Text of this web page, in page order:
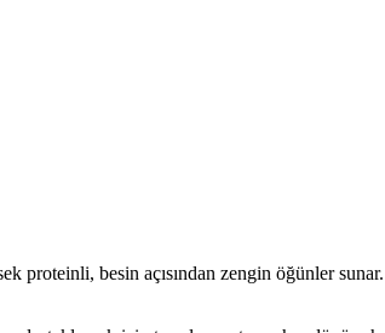
proteinli, besin açısından zengin öğünler